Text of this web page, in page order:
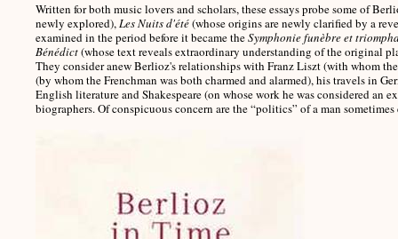
Written for both music lovers and scholars, these essays probe some of
newly explored),Les Nuits d'été(whose origins are newly clarified by a
examined in the period before it became theSymphonie funèbre et
Bénédict(whose text reveals extraordinary understanding of the original
They consider anew Berlioz's relationships with Franz Liszt (with whom
(by whom the Frenchman was both charmed and alarmed), his travels in
English literature and Shakespeare (on whose work he was considered an
biographers. Of conspicuous concern are the “politics” of a man